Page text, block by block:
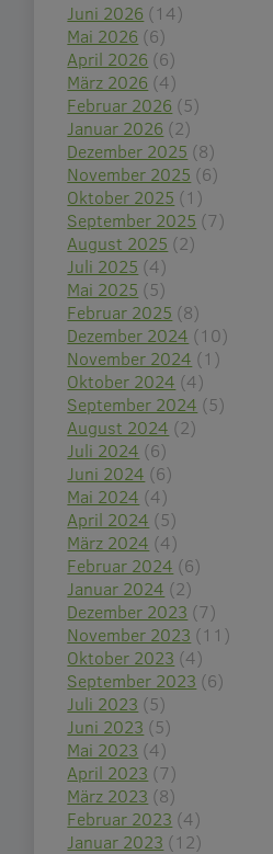
Juni 2026 (14)
Mai 2026 (6)
April 2026 (6)
März 2026 (4)
Februar 2026 (5)
Januar 2026 (2)
Dezember 2025 (8)
November 2025 (6)
Oktober 2025 (1)
September 2025 (7)
August 2025 (2)
Juli 2025 (4)
Mai 2025 (5)
Februar 2025 (8)
Dezember 2024 (10)
November 2024 (1)
Oktober 2024 (4)
September 2024 (5)
August 2024 (2)
Juli 2024 (6)
Juni 2024 (6)
Mai 2024 (4)
April 2024 (5)
März 2024 (4)
Februar 2024 (6)
Januar 2024 (2)
Dezember 2023 (7)
November 2023 (11)
Oktober 2023 (4)
September 2023 (6)
Juli 2023 (5)
Juni 2023 (5)
Mai 2023 (4)
April 2023 (7)
März 2023 (8)
Februar 2023 (4)
Januar 2023 (12)